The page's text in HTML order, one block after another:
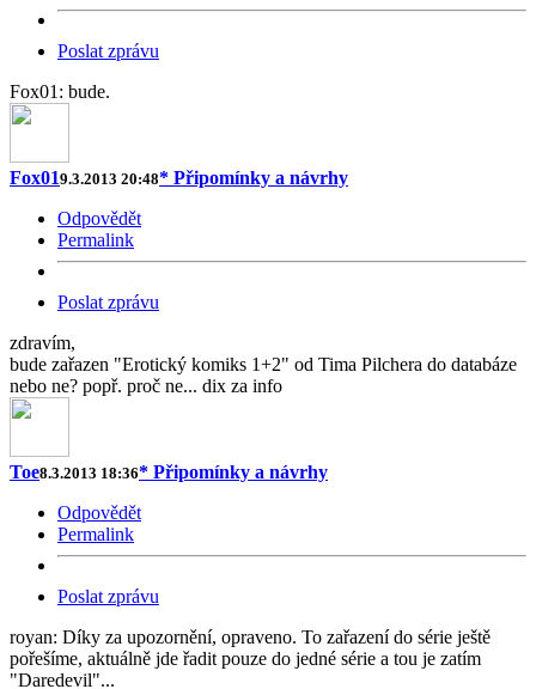
Poslat zprávu
Fox01: bude.
Fox019.3.2013 20:48* Připomínky a návrhy
Odpovědět
Permalink
Poslat zprávu
zdravím,
bude zařazen "Erotický komiks 1+2" od Tima Pilchera do databáze
nebo ne? popř. proč ne... dix za info
Toe8.3.2013 18:36* Připomínky a návrhy
Odpovědět
Permalink
Poslat zprávu
royan: Díky za upozornění, opraveno. To zařazení do série ještě
pořešíme, aktuálně jde řadit pouze do jedné série a tou je zatím
"Daredevil"...